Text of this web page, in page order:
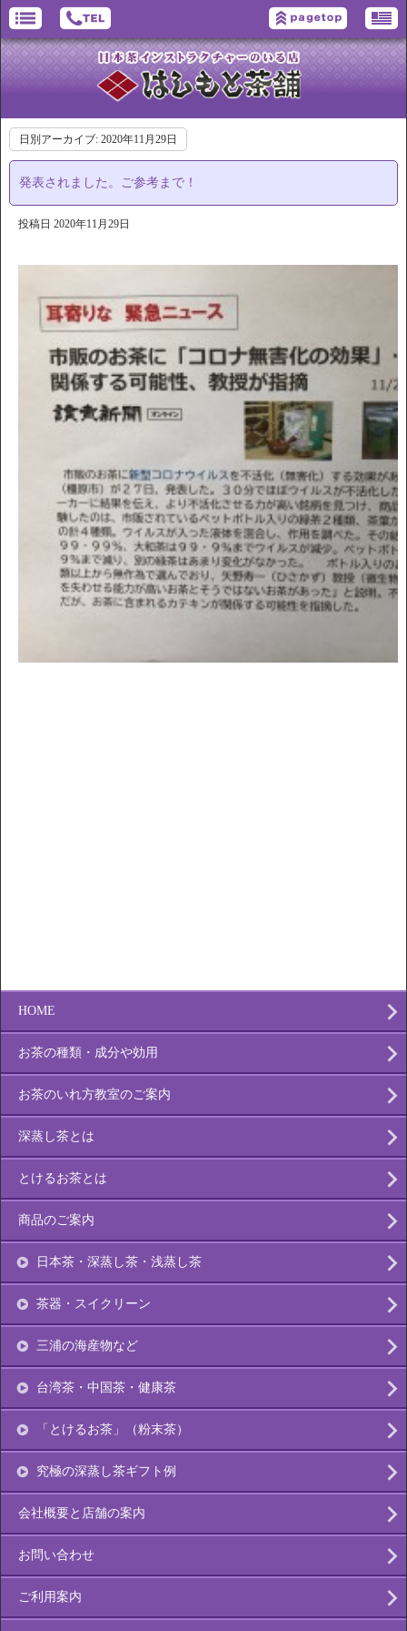
日別アーカイブ: 2020年11月29日
発表されました。ご参考まで！
投稿日 2020年11月29日
HOME
お茶の種類・成分や効用
お茶のいれ方教室のご案内
深蒸し茶とは
とけるお茶とは
商品のご案内
日本茶・深蒸し茶・浅蒸し茶
茶器・スイクリーン
三浦の海産物など
台湾茶・中国茶・健康茶
「とけるお茶」（粉末茶）
究極の深蒸し茶ギフト例
会社概要と店舗の案内
お問い合わせ
ご利用案内